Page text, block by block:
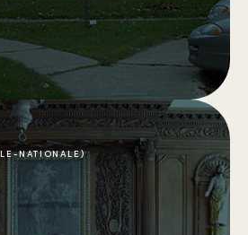
NATIONALE)